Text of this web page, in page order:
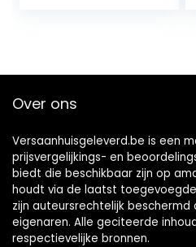
Over ons
Versaanhuisgeleverd.be is een
prijsvergelijkings- en
biedt die beschikbaar zijn op
houdt via de laatst
zijn auteursrechtelijk
eigenaren. Alle geciteerde
respectievelijke bronnen.